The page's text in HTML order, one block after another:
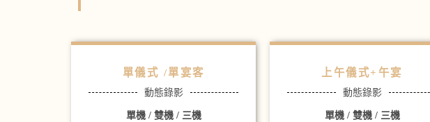
單儀式 /單宴客
動態錄影
單機 / 雙機 / 三機
上午儀式+午宴
動態錄影
單機 / 雙機 / 三機